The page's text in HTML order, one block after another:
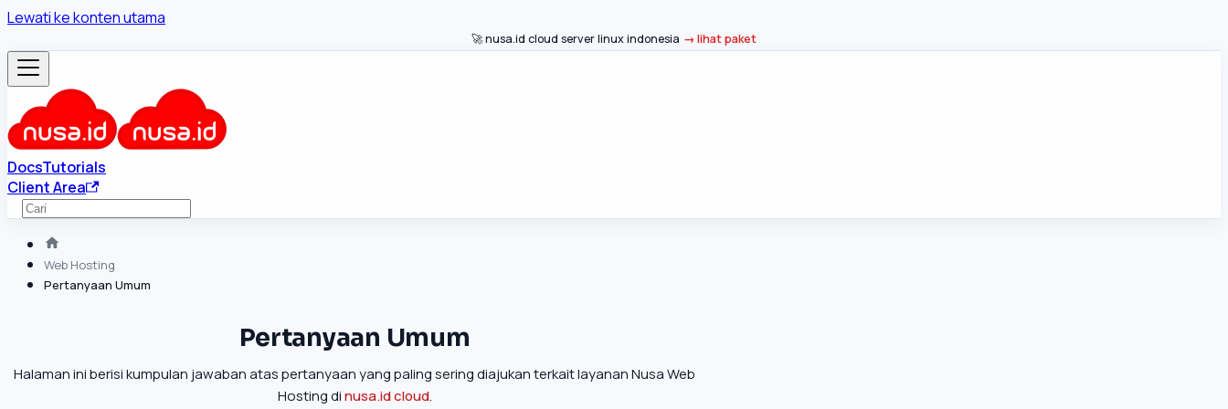
Lewati ke konten utama
🚀 nusa.id cloud server linux indonesia lihat paket
DocsTutorials
Client Area
Web Hosting
Pertanyaan Umum
Pertanyaan Umum
Halaman ini berisi kumpulan jawaban atas pertanyaan yang paling sering diajukan terkait layanan Nusa Web
Hosting dinusa.id cloud.